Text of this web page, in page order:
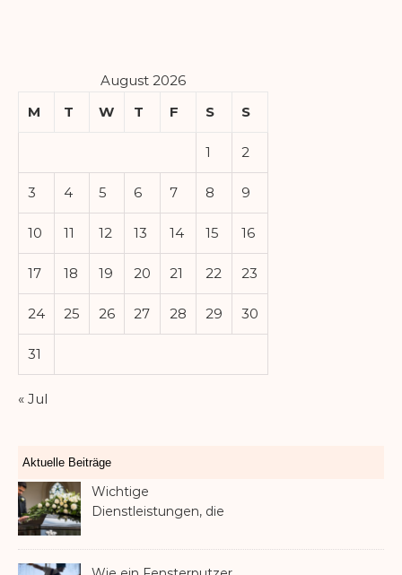
August 2026
M
T W T F S S
1 2
3 4 5 6 7 8 9
10 11 12 13 14 15 16
17 18 19 20 21 22 23
24 25 26 27 28 29 30
31
« Jul
Aktuelle Beiträge
Wichtige
Dienstleistungen, die
Verlust eines geliebten
Menschen helfen können